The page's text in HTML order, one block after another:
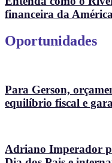
financeira da
Oportunidades
Para Gerson,
equilíbrio fiscal e
Adriano Imperador